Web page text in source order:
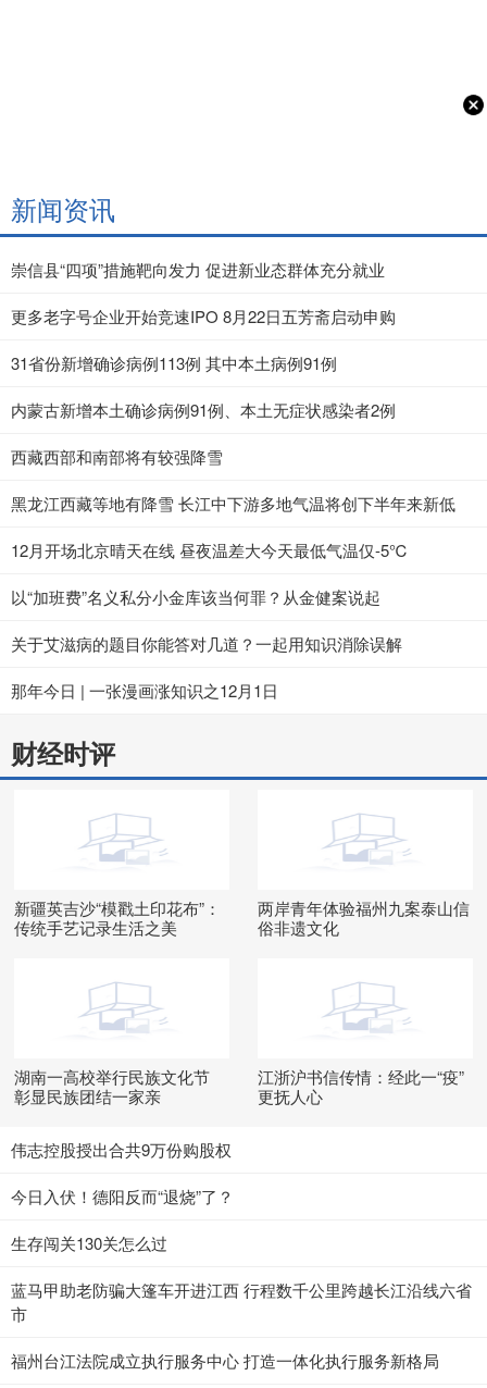
新闻资讯
崇信县“四项”措施靶向发力 促进新业态群体充分就业
更多老字号企业开始竞速IPO 8月22日五芳斋启动申购
31省份新增确诊病例113例 其中本土病例91例
内蒙古新增本土确诊病例91例、本土无症状感染者2例
西藏西部和南部将有较强降雪
黑龙江西藏等地有降雪 长江中下游多地气温将创下半年来新低
12月开场北京晴天在线 昼夜温差大今天最低气温仅-5℃
以“加班费”名义私分小金库该当何罪？从金健案说起
关于艾滋病的题目你能答对几道？一起用知识消除误解
那年今日 | 一张漫画涨知识之12月1日
财经时评
新疆英吉沙“模戳土印花布”：
传统手艺记录生活之美
两岸青年体验福州九案泰山信
俗非遗文化
湖南一高校举行民族文化节
彰显民族团结一家亲
江浙沪书信传情：经此一“疫”
更抚人心
伟志控股授出合共9万份购股权
今日入伏！德阳反而“退烧”了？
生存闯关130关怎么过
蓝马甲助老防骗大篷车开进江西 行程数千公里跨越长江沿线六省
市
福州台江法院成立执行服务中心 打造一体化执行服务新格局